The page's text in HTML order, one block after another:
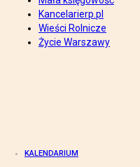
Kancelarierp.pl
Wieści Rolnicze
Życie Warszawy
KALENDARIUM